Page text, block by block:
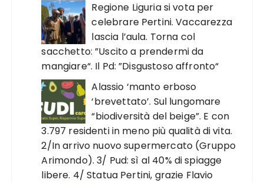
Regione Liguria si vota per
celebrare Pertini. Vaccarezza
lascia l’aula. Torna col
sacchetto: ”Uscito a prendermi da
mangiare“. Il Pd: ”Disgustoso affronto“
Alassio ‘manto erboso
‘brevettato’. Sul lungomare
“biodiversità del beige”. E con
3.797 residenti in meno più qualità di vita.
2/In arrivo nuovo supermercato (Gruppo
Arimondo). 3/ Pud: sì al 40% di spiagge
libere. 4/ Statua Pertini, grazie Flavio